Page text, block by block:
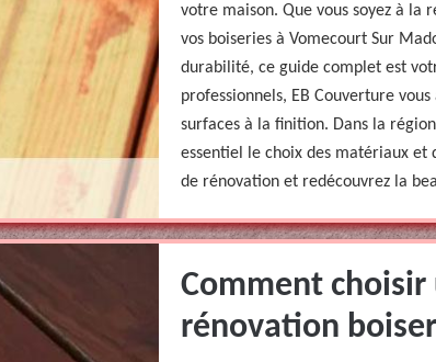
votre maison. Que vous soyez à la
vos boiseries à Vomecourt Sur
durabilité, ce guide complet est
professionnels, EB Couverture
surfaces à la finition. Dans la
essentiel le choix des matériaux et
de rénovation et redécouvrez la
Comment
rénovation